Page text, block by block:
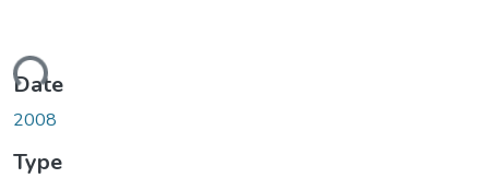
Date
2008
Type